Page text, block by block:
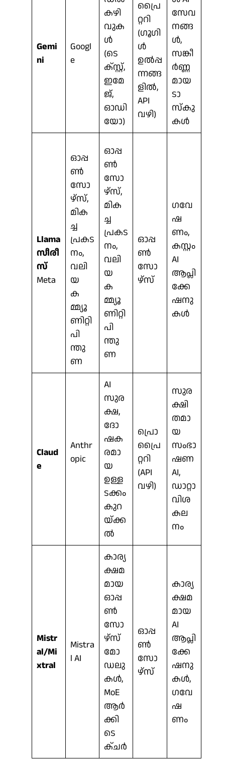
Gemi
ni
Googl
e
കഴി
വുക
ൾ
(ടെ
ക്സ്റ്റ്,
ഇമേ
ജ്,
ഓഡി
യോ)
പ്രൈ
റ്ററി
(ഗൂഗി
ൾ
ഉൽപ്പ
ന്നങ്ങ
ളിൽ,
API
വഴി)
സേവ
നങ്ങ
ൾ,
സങ്കീ
ർണ്ണ
മായ
ടാ
സ്കു
കൾ
Llama
സീരീ
സ്
Meta
ഓപ്പ
ൺ
സോ
ഴ്‌സ്,
മിക
ച്ച
പ്രകട
നം,
വലി
യ
ക
മ്മ്യൂ
ണിറ്റി
പി
ന്തു
ണ
ഓപ്പ
ൺ
സോ
ഴ്‌സ്,
മിക
ച്ച
പ്രകട
നം,
വലി
യ
ക
മ്മ്യൂ
ണിറ്റി
പി
ന്തു
ണ
ഓപ്പ
ൺ
സോ
ഴ്‌സ്
ഗവേ
ഷ
ണം,
കസ്റ്റം
AI
ആപ്ലി
ക്കേ
ഷനു
കൾ
Claud
e
Anthr
opic
AI
സുര
ക്ഷ,
ദോ
ഷക
രമാ
യ
ഉള്ള
ടക്കം
കുറ
യ്ക്ക
ൽ
പ്രൊ
പ്രൈ
റ്ററി
(API
വഴി)
സുര
ക്ഷി
തമാ
യ
സംഭാ
ഷണ
AI,
ഡാറ്റാ
വിശ
കല
നം
Mistr
al/Mi
xtral
Mistra
l AI
കാര്യ
ക്ഷമ
മായ
ഓപ്പ
ൺ
സോ
ഴ്‌സ്
മോ
ഡലു
കൾ,
MoE
ആർ
ക്കി
ടെ
ക്ചർ
ഓപ്പ
ൺ
സോ
ഴ്‌സ്
കാര്യ
ക്ഷമ
മായ
AI
ആപ്ലി
ക്കേ
ഷനു
കൾ,
ഗവേ
ഷ
ണം